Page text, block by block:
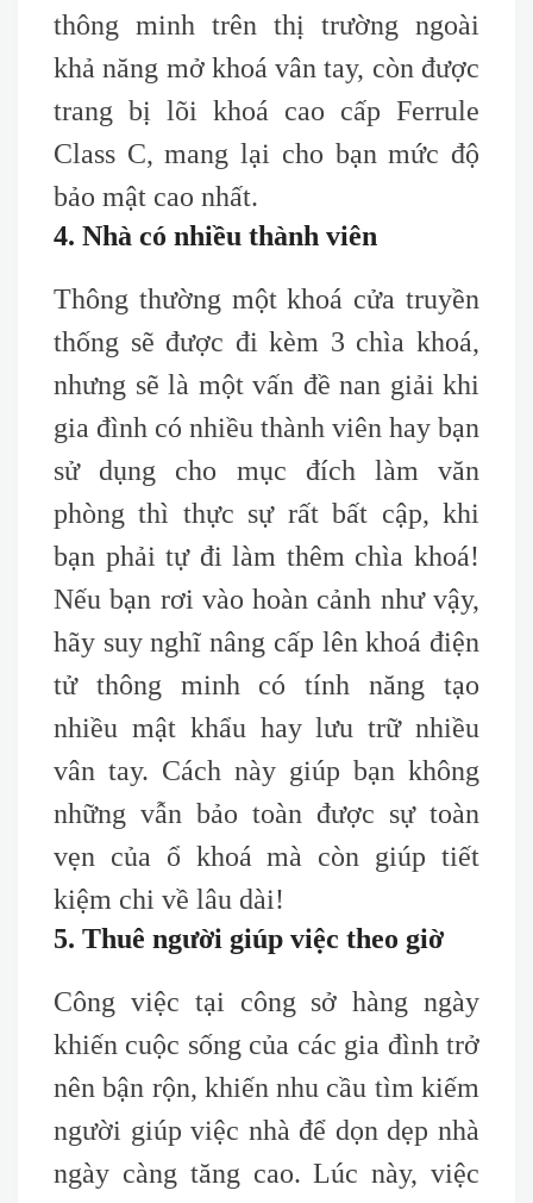
thông minh trên thị trường ngoài
khả năng mở khoá vân tay, còn được
trang bị lõi khoá cao cấp Ferrule
Class C, mang lại cho bạnmức độ
bảo mật cao nhất.
4. Nhà có nhiều thành viên
Thông thường một khoá cửa truyền
thống sẽ được đi kèm 3 chìa khoá,
nhưng sẽ là một vấn đề nan giải khi
gia đình có nhiều thành viên hay bạn
sử dụng cho mục đích làm văn
phòng thì thực sự rất bất cập, khi
bạn phải tự đi làm thêm chìa khoá!
Nếu bạn rơi vào hoàn cảnh như vậy,
hãy suy nghĩ nâng cấp lên khoá điện
tử thông minh có tính năng tạo
nhiều mật khẩu hay lưu trữ nhiều
vân tay. Cách này giúp bạn không
những vẫn bảo toàn được sự toàn
vẹn của ổ khoá mà còn giúp tiết
kiệm chi về lâu dài!
5. Thuê người giúp việc theo giờ
Công việc tại công sở hàng ngày
khiến cuộc sống của các gia đình trở
nên bận rộn, khiến nhu cầu tìm kiếm
người giúp việc nhà để dọn dẹp nhà
ngày càng tăng cao. Lúc này, việc